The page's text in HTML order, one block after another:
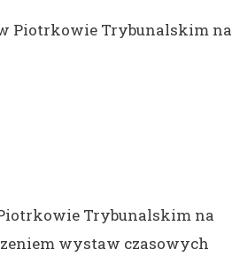
Piotrkowie Trybunalskim na
Trybunalskim na
wystaw czasowych